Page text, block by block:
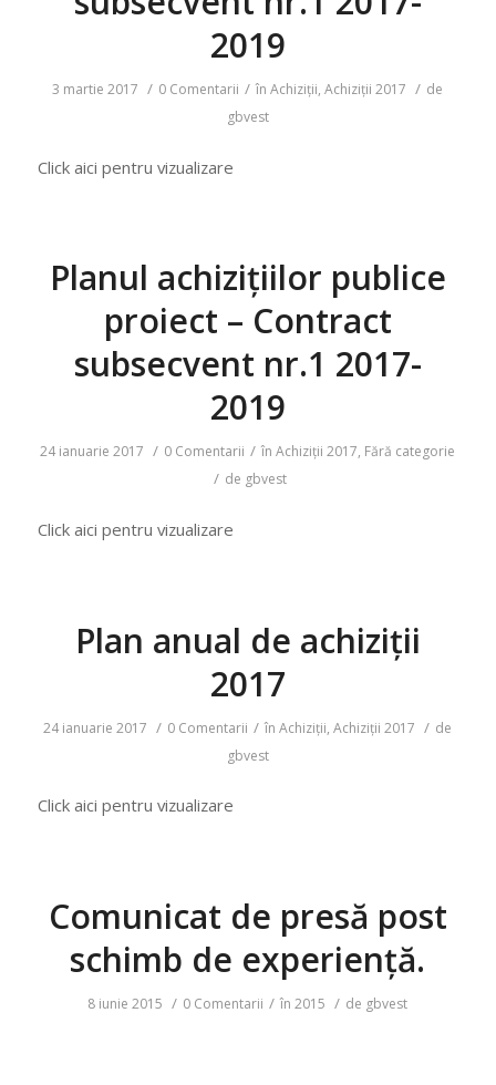
2019
3 martie 2017 / 0 Comentarii / înAchiziţii,Achiziții 2017 / de
gbvest
Click aici pentru vizualizare
Planul achizițiilor publice
proiect – Contract
subsecvent nr.1 2017-
2019
24 ianuarie 2017 / 0 Comentarii / înAchiziții 2017, Fără categorie
/ de gbvest
Click aici pentru vizualizare
Plan anual de achiziții
2017
24 ianuarie 2017 / 0 Comentarii / înAchiziţii,Achiziții 2017 / de
gbvest
Click aici pentru vizualizare
Comunicat de presă post
schimb de experiență.
8 iunie 2015 / 0 Comentarii / în2015 / de gbvest